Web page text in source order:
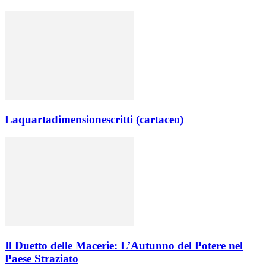
Laquartadimensionescritti (cartaceo)
Il Duetto delle Macerie: L’Autunno del Potere nel
Paese Straziato